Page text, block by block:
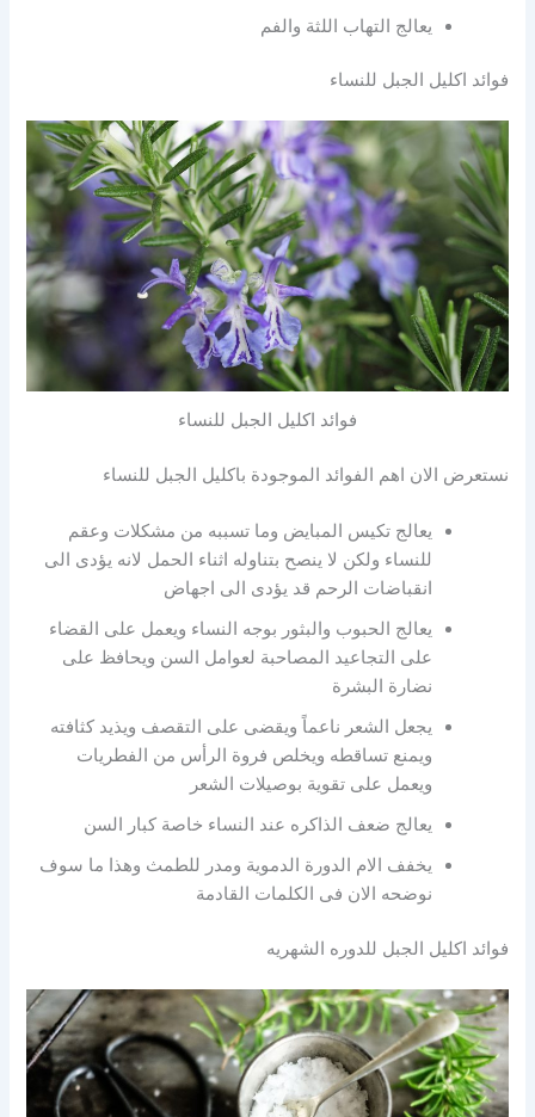
يعالج التهاب اللثة والفم
فوائد اكليل الجبل للنساء
فوائد اكليل الجبل للنساء
نستعرض الان اهم الفوائد الموجودة باكليل الجبل للنساء
يعالج تكيس المبايض وما تسببه من مشكلات وعقم
للنساء ولكن لا ينصح بتناوله اثناء الحمل لانه يؤدى الى
انقباضات الرحم قد يؤدى الى اجهاض
يعالج الحبوب والبثور بوجه النساء ويعمل على القضاء
على التجاعيد المصاحبة لعوامل السن ويحافظ على
نضارة البشرة
يجعل الشعر ناعماً ويقضى على التقصف ويذيد كثافته
ويمنع تساقطه ويخلص فروة الرأس من الفطريات
ويعمل على تقوية بوصيلات الشعر
يعالج ضعف الذاكره عند النساء خاصة كبار السن
يخفف الام الدورة الدموية ومدر للطمث وهذا ما سوف
نوضحه الان فى الكلمات القادمة
فوائد اكليل الجبل للدوره الشهريه